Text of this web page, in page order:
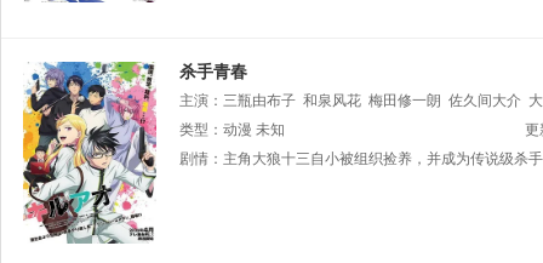
杀手青春
主演： 三瓶由布子 和泉风花 梅田修一朗 佐久间大介
类型： 动漫 未知
更
剧情： 主角大狼十三自小被组织捡养，并成为传说级